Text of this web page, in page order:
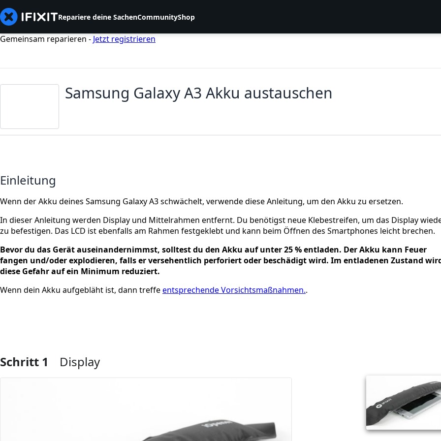
Repariere deine SachenCommunityShop
Gemeinsam reparieren - Jetzt registrieren
Samsung Galaxy A3 Akku austauschen
Einleitung
Wenn der Akku deines Samsung Galaxy A3 schwächelt, verwende diese Anleitung, um den Akku zu ersetzen.
In dieser Anleitung werden Display und Mittelrahmen entfernt. Du benötigst neue Klebestreifen, um das Display
zu befestigen. Das LCD ist ebenfalls am Rahmen festgeklebt und kann beim Öffnen des Smartphones leicht brechen.
Bevor du das Gerät auseinandernimmst, solltest du den Akku auf unter 25 % entladen. Der Akku kann Feuer
fangen und/oder explodieren, falls er versehentlich perforiert oder beschädigt wird. Im entladenen Zustand
diese Gefahr auf ein Minimum reduziert.
Wenn dein Akku aufgebläht ist, dann treffeentsprechende Vorsichtsmaßnahmen..
Schritt 1 Display